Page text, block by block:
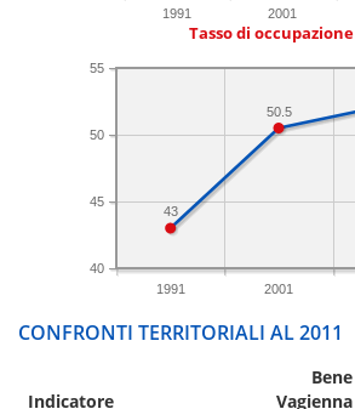
1991 2001
Tasso di occupazione
1991 2001
40
45
50
55
50.5
43
CONFRONTI TERRITORIALI AL 2011
Indicatore
Bene
Vagienna